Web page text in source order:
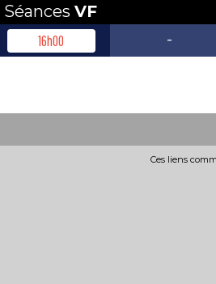
Séances VF
16h00 -
Ces liens